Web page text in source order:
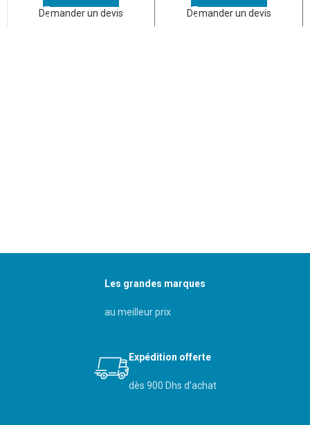
Demander un devis Demander un devis
Les grandes marques
au meilleur prix
Expédition offerte
dès 900 Dhs d’achat